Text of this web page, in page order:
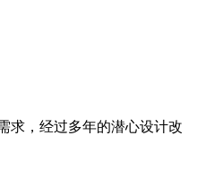
求，经过多年的潜心设计改